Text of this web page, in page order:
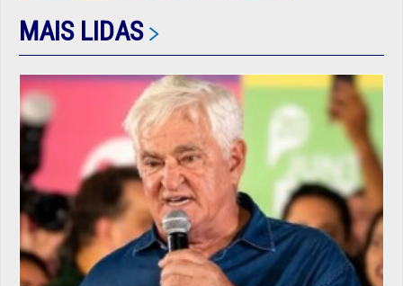
MAIS LIDAS